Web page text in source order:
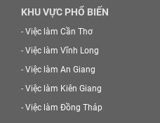
KHU VỰC PHỔ BIẾN
- Việc làm Cần Thơ
- Việc làm Vĩnh Long
- Việc làm An Giang
- Việc làm Kiên Giang
- Việc làm Đồng Tháp